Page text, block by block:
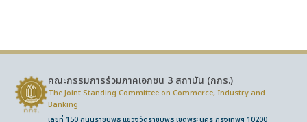
คณะกรรมการร่วมภาคเอกชน 3 สถาบัน (กกร.)
The Joint Standing Committee on Commerce, Industry and
Banking
เลขที่ 150 ถนนราชบพิธ แขวงวัดราชบพิธ เขตพระนคร กรุงเทพฯ 10200